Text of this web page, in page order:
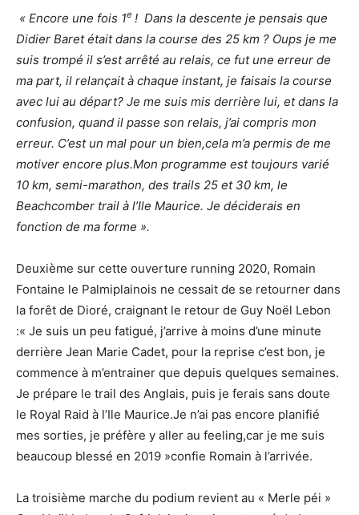
« Encore une fois 1e ! Dans la descente je pensais que
Didier Baret était dans la course des 25 km ? Oups je me
suis trompé il s’est arrêté au relais, ce fut une erreur de
ma part, il relançait à chaque instant, je faisais la course
avec lui au départ? Je me suis mis derrière lui, et dans la
confusion, quand il passe son relais, j’ai compris mon
erreur. C’est un mal pour un bien,cela m’a permis de me
motiver encore plus.Mon programme est toujours varié
10 km, semi-marathon, des trails 25 et 30 km, le
Beachcomber trail à l’Ile Maurice. Je déciderais en
fonction de ma forme ».
Deuxième sur cette ouverture running 2020, Romain
Fontaine le Palmiplainois ne cessait de se retourner dans
la forêt de Dioré, craignant le retour de Guy Noël Lebon
:« Je suis un peu fatigué, j’arrive à moins d’une minute
derrière Jean Marie Cadet, pour la reprise c’est bon, je
commence à m’entrainer que depuis quelques semaines.
Je prépare le trail des Anglais, puis je ferais sans doute
le Royal Raid à l’Ile Maurice.Je n’ai pas encore planifié
mes sorties, je préfère y aller au feeling,car je me suis
beaucoup blessé en 2019 »confie Romain à l’arrivée.
La troisième marche du podium revient au « Merle péi »